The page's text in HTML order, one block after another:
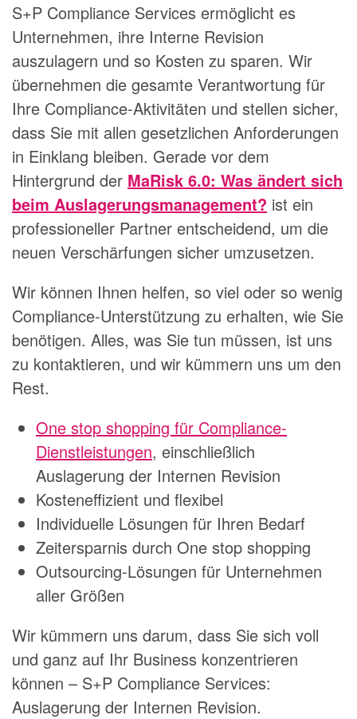
S+P Compliance Services ermöglicht es
Unternehmen, ihre Interne Revision
auszulagern und so Kosten zu sparen. Wir
übernehmen die gesamte Verantwortung für
Ihre Compliance-Aktivitäten und stellen sicher,
dass Sie mit allen gesetzlichen Anforderungen
in Einklang bleiben. Gerade vor dem
Hintergrund der MaRisk 6.0: Was ändert sich
beim Auslagerungsmanagement? ist ein
professioneller Partner entscheidend, um die
neuen Verschärfungen sicher umzusetzen.
Wir können Ihnen helfen, so viel oder so wenig
Compliance-Unterstützung zu erhalten, wie Sie
benötigen. Alles, was Sie tun müssen, ist uns
zu kontaktieren, und wir kümmern uns um den
Rest.
One stop shopping für Compliance-
Dienstleistungen, einschließlich
Auslagerung der Internen Revision
Kosteneffizient und flexibel
Individuelle Lösungen für Ihren Bedarf
Zeitersparnis durch One stop shopping
Outsourcing-Lösungen für Unternehmen
aller Größen
Wir kümmern uns darum, dass Sie sich voll
und ganz auf Ihr Business konzentrieren
können – S+P Compliance Services:
Auslagerung der Internen Revision.